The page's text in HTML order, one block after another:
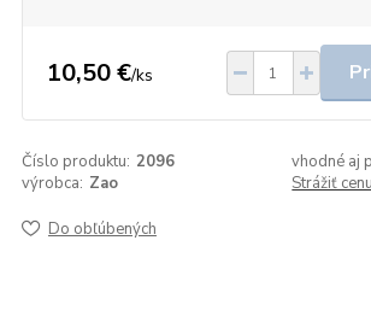
10,50 €/ks
Číslo produktu: 2096 vhodné aj
výrobca: Zao Strážiť
Do obľúbených